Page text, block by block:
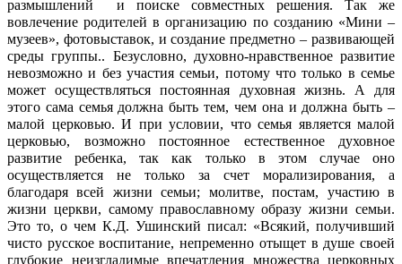
размышлений и поиске совместных решения. Так же
вовлечение родителей в организацию по созданию «Мини –
музеев», фотовыставок, и создание предметно – развивающей
среды группы.. Безусловно, духовно-нравственное развитие
невозможно и без участия семьи, потому что только в семье
может осуществляться постоянная духовная жизнь. А для
этого сама семья должна быть тем, чем она и должна быть –
малой церковью. И при условии, что семья является малой
церковью, возможно постоянное естественное духовное
развитие ребенка, так как только в этом случае оно
осуществляется не только за счет морализирования, а
благодаря всей жизни семьи; молитве, постам, участию в
жизни церкви, самому православному образу жизни семьи.
Это то, о чем К.Д. Ушинский писал: «Всякий, получивший
чисто русское воспитание, непременно отыщет в душе своей
глубокие неизгладимые впечатления множества церковных